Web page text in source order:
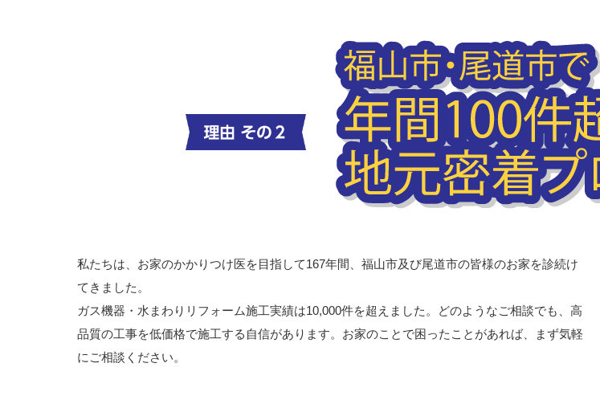
私たちは、お家のかかりつけ医を目指して167年間、福山市及び尾道市の皆様のお家を診続け
てきました。
ガス機器・水まわりリフォーム施工実績は10,000件を超えました。どのようなご相談でも、高
品質の工事を低価格で施工する自信があります。お家のことで困ったことがあれば、まず気軽
にご相談ください。